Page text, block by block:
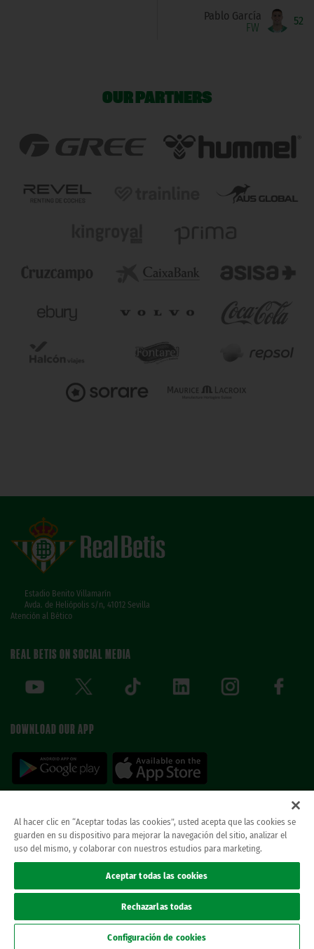
52
FW
Pablo García
OUR PARTNERS
Estadio Benito Villamarín
Avda. de Heliópolis s/n, 41012 Sevilla
Atención al Bético
REAL BETIS ON SOCIAL MEDIA
DOWNLOAD OUR APP
© REAL BETIS BALOMPIE.This website is the only official Real Betis Balompié. All
rights reserved..
Privacy policy
ethical channel
Al hacer clic en “Aceptar todas las cookies”, usted acepta que las cookies se
guarden en su dispositivo para mejorar la navegación del sitio, analizar el
uso del mismo, y colaborar con nuestros estudios para marketing.
Aceptar todas las cookies
Rechazarlas todas
Configuración de cookies